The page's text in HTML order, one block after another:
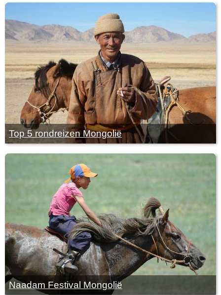
Top 5 rondreizen Mongolië
Naadam Festival Mongolië